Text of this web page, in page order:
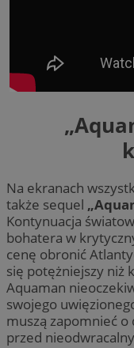
Na ekranach
także sequel
Kontynuacja
bohatera w
cenę obronić
się potężniejszy niż
Aquaman
swojego
muszą zapomnieć o
przed